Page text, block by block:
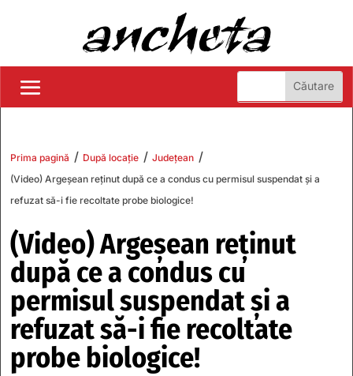
Prima pagină / După locație / Județean /
(Video) Argeșean reținut după ce a condus cu permisul suspendat și a
refuzat să-i fie recoltate probe biologice!
(Video) Argeșean reținut
după ce a condus cu
permisul suspendat și a
refuzat să-i fie recoltate
probe biologice!